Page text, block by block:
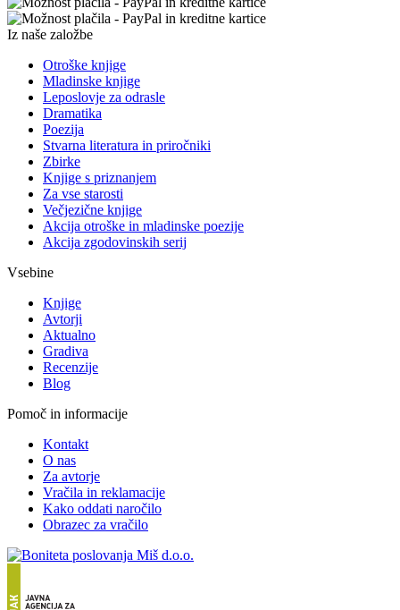
Iz naše založbe
Otroške knjige
Mladinske knjige
Leposlovje za odrasle
Dramatika
Poezija
Stvarna literatura in priročniki
Zbirke
Knjige s priznanjem
Za vse starosti
Večjezične knjige
Akcija otroške in mladinske poezije
Akcija zgodovinskih serij
Vsebine
Knjige
Avtorji
Aktualno
Gradiva
Recenzije
Blog
Pomoč in informacije
Kontakt
O nas
Za avtorje
Vračila in reklamacije
Kako oddati naročilo
Obrazec za vračilo